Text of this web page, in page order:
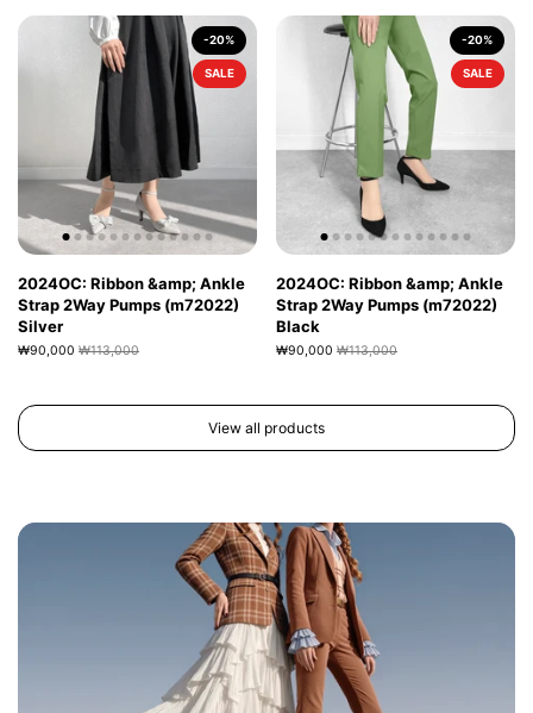
2024OC: Ribbon &amp; Ankle
Strap 2Way Pumps (m72022)
Silver
₩90,000 ₩113,000
-20%
SALE
2024OC: Ribbon &amp; Ankle
Strap 2Way Pumps (m72022)
Black
₩90,000 ₩113,000
-20%
SALE
View all products